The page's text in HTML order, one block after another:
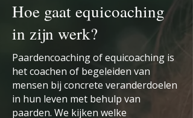
Hoe gaat equicoaching
in zijn werk?
Paardencoaching of equicoaching is
het coachen of begeleiden van
mensen bij concrete veranderdoelen
in hun leven met behulp van
paarden. We kijken welke